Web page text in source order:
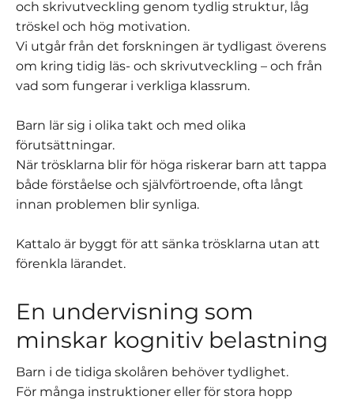
och skrivutveckling genom tydlig struktur, låg
tröskel och hög motivation.
Vi utgår från det forskningen är tydligast överens
om kring tidig läs- och skrivutveckling – och från
vad som fungerar i verkliga klassrum.
Barn lär sig i olika takt och med olika
förutsättningar.
När trösklarna blir för höga riskerar barn att tappa
både förståelse och självförtroende, ofta långt
innan problemen blir synliga.
Kattalo är byggt för att sänka trösklarna utan att
förenkla lärandet.
En undervisning som
minskar kognitiv belastning
Barn i de tidiga skolåren behöver tydlighet.
För många instruktioner eller för stora hopp